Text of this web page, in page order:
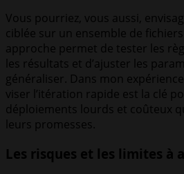
Vous pourriez, vous aussi,
ciblée sur un ensemble de
approche permet de tester les
les résultats et d’ajuster les
généraliser. Dans mon
viser l’itération rapide est la clé
déploiements lourds et coûteux
leurs promesses.
Les risques et les limites à